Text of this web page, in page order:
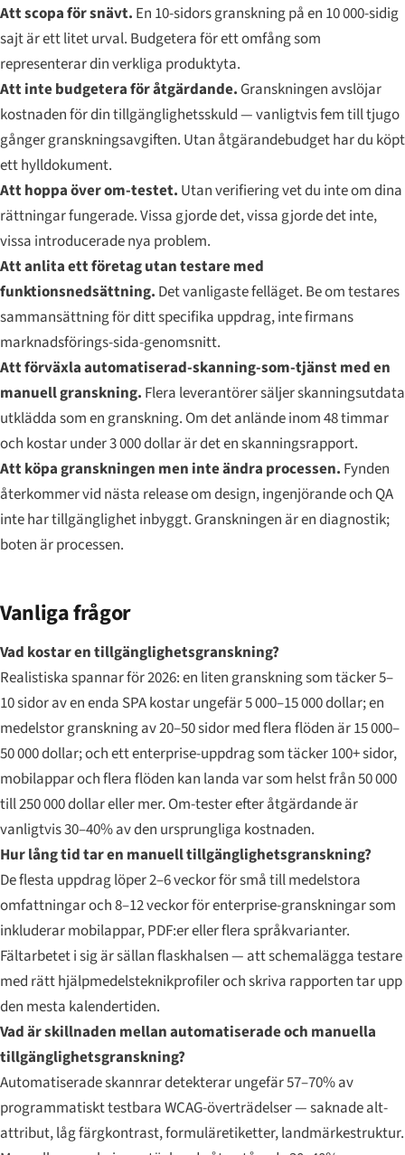
Att scopа för snävt. En 10-sidors granskning på en 10 000-sidig
sajt är ett litet urval. Budgetera för ett omfång som
representerar din verkliga produktyta.
Att inte budgetera för åtgärdande. Granskningen avslöjar
kostnaden för din tillgänglighetsskuld — vanligtvis fem till tjugo
gånger granskningsavgiften. Utan åtgärandebudget har du köpt
ett hylldokument.
Att hoppa över om-testet. Utan verifiering vet du inte om dina
rättningar fungerade. Vissa gjorde det, vissa gjorde det inte,
vissa introducerade nya problem.
Att anlita ett företag utan testare med
funktionsnedsättning. Det vanligaste felläget. Be om testares
sammansättning för ditt specifika uppdrag, inte firmans
marknadsförings-sida-genomsnitt.
Att förväxla automatiserad-skanning-som-tjänst med en
manuell granskning. Flera leverantörer säljer skanningsutdata
utklädda som en granskning. Om det anlände inom 48 timmar
och kostar under 3 000 dollar är det en skanningsrapport.
Att köpa granskningen men inte ändra processen. Fynden
återkommer vid nästa release om design, ingenjörande och QA
inte har tillgänglighet inbyggt. Granskningen är en diagnostik;
boten är processen.
Vanliga frågor
Vad kostar en tillgänglighetsgranskning?
Realistiska spannar för 2026: en liten granskning som täcker 5–
10 sidor av en enda SPA kostar ungefär 5 000–15 000 dollar; en
medelstor granskning av 20–50 sidor med flera flöden är 15 000–
50 000 dollar; och ett enterprise-uppdrag som täcker 100+ sidor,
mobilappar och flera flöden kan landa var som helst från 50 000
till 250 000 dollar eller mer. Om-tester efter åtgärdande är
vanligtvis 30–40% av den ursprungliga kostnaden.
Hur lång tid tar en manuell tillgänglighetsgranskning?
De flesta uppdrag löper 2–6 veckor för små till medelstora
omfattningar och 8–12 veckor för enterprise-granskningar som
inkluderar mobilappar, PDF:er eller flera språkvarianter.
Fältarbetet i sig är sällan flaskhalsen — att schemalägga testare
med rätt hjälpmedelsteknikprofiler och skriva rapporten tar upp
den mesta kalendertiden.
Vad är skillnaden mellan automatiserade och manuella
tillgänglighetsgranskning?
Automatiserade skannrar detekterar ungefär 57–70% av
programmatiskt testbara WCAG-överträdelser — saknade alt-
attribut, låg färgkontrast, formuläretiketter, landmärkestruktur.